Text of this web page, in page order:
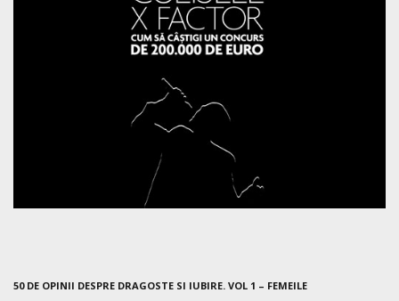
50 DE OPINII DESPRE DRAGOSTE SI IUBIRE. VOL 1 – FEMEILE